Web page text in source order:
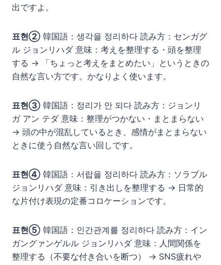
出ですよ。
표현② 韓国語：생각을 정리하다 読み方：センガグ
ル ジョンリハダ 意味：考えを整理する・頭を整理
する → 「ちょっと考えをまとめたい」というときの
自然な言い方です。かなりよく使います。
표현③ 韓国語：정리가 안 되다 読み方：ジョンリ
ガ アン テダ 意味：整理がつかない・まとまらない
→ 頭の中が混乱しているとき、感情がまとまらない
ときに使う自然な言い回しです。
표현④ 韓国語：서랍을 정리하다 読み方：ソラブル
ジョンリハダ 意味：引き出しを整理する → 日常的
な片付け表現の定番コロケーションです。
표현⑤ 韓国語：인간관계를 정리하다 読み方：イン
ガングァンゲルル ジョンリハダ 意味：人間関係を
整理する（不要な付き合いを断つ） → SNS疲れや